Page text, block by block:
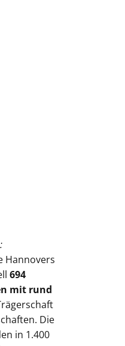
Hannovers
694
mit rund
Die
in 1.400